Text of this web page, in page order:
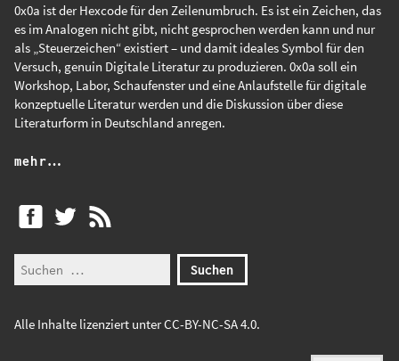
0x0a ist der Hexcode für den Zeilenumbruch. Es ist ein Zeichen, das
es im Analogen nicht gibt, nicht gesprochen werden kann und nur
als „Steuerzeichen“ existiert – und damit ideales Symbol für den
Versuch, genuin Digitale Literatur zu produzieren. 0x0a soll ein
Workshop, Labor, Schaufenster und eine Anlaufstelle für digitale
konzeptuelle Literatur werden und die Diskussion über diese
Literaturform in Deutschland anregen.
mehr…
Alle Inhalte lizenziert unterCC-BY-NC-SA 4.0.